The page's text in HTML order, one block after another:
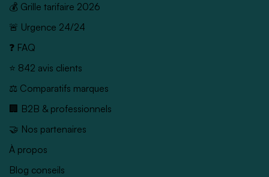
💰 Grille tarifaire 2026
🚨 Urgence 24/24
❓ FAQ
⭐ 842 avis clients
⚖️ Comparatifs marques
🏢 B2B & professionnels
🤝 Nos partenaires
À propos
Blog conseils